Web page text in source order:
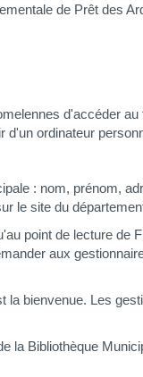
de Prêt des
d'accéder
d'un ordinateur
: nom, prénom,
le site du
point de lecture de
aux
bienvenue. Les
la Bibliothèque